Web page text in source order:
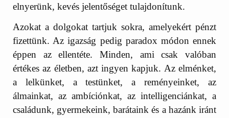
elnyerünk, kevés jelentőséget tulajdonítunk.
Azokat a dolgokat tartjuk sokra, amelyekért pénzt
fizettünk. Az igazság pedig paradox módon ennek
éppen az ellentéte. Minden, ami csak valóban
értékes az életben, azt ingyen kapjuk. Az elménket,
a lelkünket, a testünket, a reményeinket, az
álmainkat, az ambíciónkat, az intelligenciánkat, a
családunk, gyermekeink, barátaink és a hazánk iránt